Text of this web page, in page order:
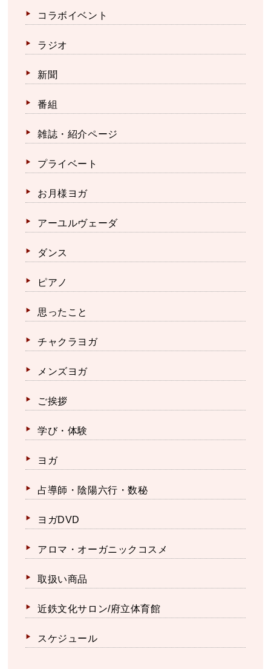
コラボイベント
ラジオ
新聞
番組
雑誌・紹介ページ
プライベート
お月様ヨガ
アーユルヴェーダ
ダンス
ピアノ
思ったこと
チャクラヨガ
メンズヨガ
ご挨拶
学び・体験
ヨガ
占導師・陰陽六行・数秘
ヨガDVD
アロマ・オーガニックコスメ
取扱い商品
近鉄文化サロン/府立体育館
スケジュール